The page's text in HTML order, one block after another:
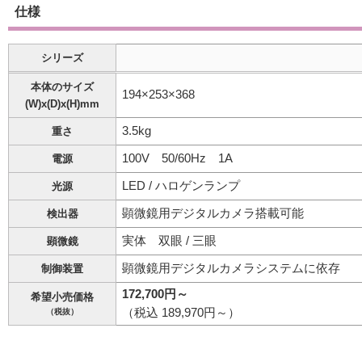
仕様
シリーズ
本体のサイズ
(W)x(D)x(H)mm
194×253×368
重さ 3.5kg
電源 100V 50/60Hz 1A
光源 LED / ハロゲンランプ
検出器 顕微鏡用デジタルカメラ搭載可能
顕微鏡 実体 双眼 / 三眼
制御装置 顕微鏡用デジタルカメラシステムに依存
希望小売価格
（税抜）
172,700円～
（税込 189,970円～）